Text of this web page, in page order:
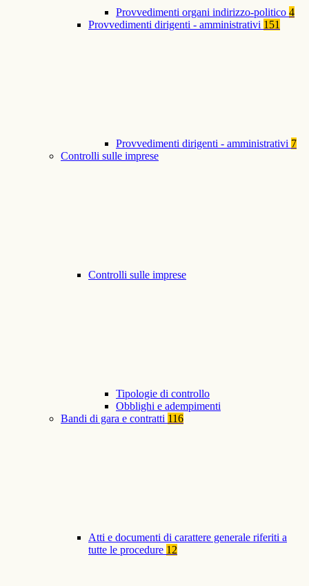
Provvedimenti organi indirizzo-politico 4
Provvedimenti dirigenti - amministrativi 151
Provvedimenti dirigenti - amministrativi 7
Controlli sulle imprese
Controlli sulle imprese
Tipologie di controllo
Obblighi e adempimenti
Bandi di gara e contratti 116
Atti e documenti di carattere generale riferiti a
tutte le procedure 12